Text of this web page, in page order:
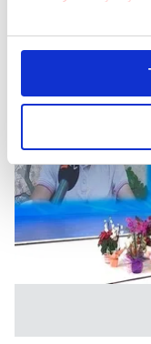
Bu çerezlere izin
daha iyi reklam
amacımızın size
olduğunu ve sizlere
elimizden gelen
reklamların
kalemimiz olduğunu
Her halükârda,
takdirde,
gösterilmeyecektir."